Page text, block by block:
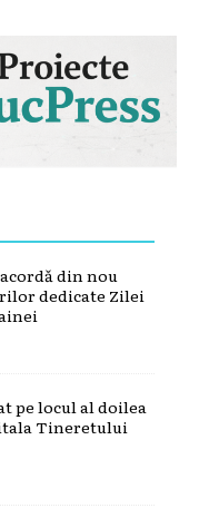
din nou
dedicate Zilei
pe locul al doilea
Tineretului